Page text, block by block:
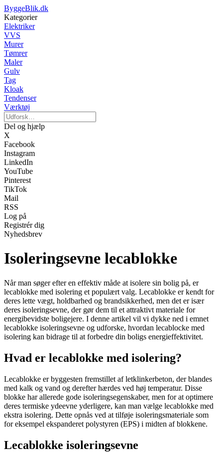
ByggeBlik.dk
Kategorier
Elektriker
VVS
Murer
Tømrer
Maler
Gulv
Tag
Kloak
Tendenser
Værktøj
Del og hjælp
X
Facebook
Instagram
LinkedIn
YouTube
Pinterest
TikTok
Mail
RSS
Log på
Registrér dig
Nyhedsbrev
Isoleringsevne lecablokke
Når man søger efter en effektiv måde at isolere sin bolig på, er
lecablokke med isolering et populært valg. Lecablokke er kendt for
deres lette vægt, holdbarhed og brandsikkerhed, men det er især
deres isoleringsevne, der gør dem til et attraktivt materiale for
energibevidste boligejere. I denne artikel vil vi dykke ned i emnet
lecablokke isoleringsevne og udforske, hvordan lecablocke med
isolering kan bidrage til at forbedre din boligs energieffektivitet.
Hvad er lecablokke med isolering?
Lecablokke er byggesten fremstillet af letklinkerbeton, der blandes
med kalk og vand og derefter hærdes ved høj temperatur. Disse
blokke har allerede gode isoleringsegenskaber, men for at optimere
deres termiske ydeevne yderligere, kan man vælge lecablokke med
ekstra isolering. Dette opnås ved at tilføje isoleringsmateriale som
for eksempel ekspanderet polystyren (EPS) i midten af blokkene.
Lecablokke isoleringsevne